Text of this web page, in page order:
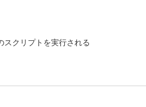
スクリプトを実行される